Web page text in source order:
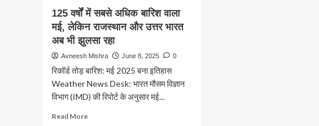
125 वर्षों में सबसे अधिक बारिश वाला
मई, लेकिन राजस्थान और उत्तर भारत
अब भी झुलसा रहा
Avneesh Mishra June 8, 2025 0
रिकॉर्ड तोड़ बारिश: मई 2025 बना इतिहास
Weather News Desk: भारत मौसम विज्ञान
विभाग (IMD) की रिपोर्ट के अनुसार मई...
Read MoreRead